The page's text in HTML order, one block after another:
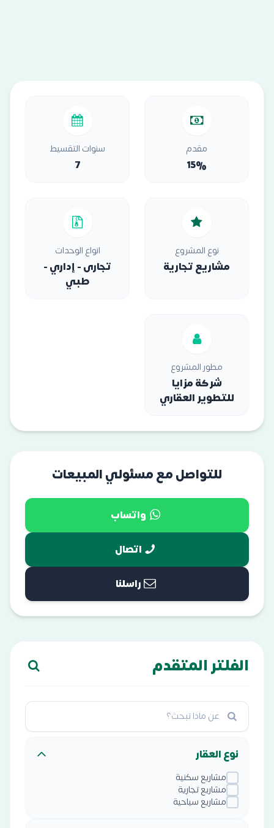
مقدم
15%
سنوات التقسيط
7
نوع المشروع
مشاريع تجارية
انواع الوحدات
تجارى - إداري -
طبي
مطور المشروع
شركة مزايا
للتطوير العقاري
للتواصل مع مسئولي المبيعات
واتساب
اتصال
راسلنا
الفلتر المتقدم
نوع العقار
مشاريع سكنية
مشاريع تجارية
مشاريع سياحية